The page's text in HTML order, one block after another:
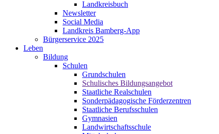
Landkreisbuch
Newsletter
Social Media
Landkreis Bamberg-App
Bürgerservice 2025
Leben
Bildung
Schulen
Grundschulen
Schulisches Bildungsangebot
Staatliche Realschulen
Sonderpädagogische Förderzentren
Staatliche Berufsschulen
Gymnasien
Landwirtschaftsschule